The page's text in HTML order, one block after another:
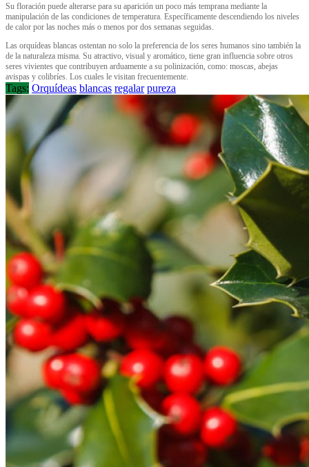
Su floración puede alterarse para su aparición un poco más temprana mediante la
manipulación de las condiciones de temperatura. Específicamente descendiendo los niveles
de calor por las noches más o menos por dos semanas seguidas.
Las orquídeas blancas ostentan no solo la preferencia de los seres humanos sino también la
de la naturaleza misma. Su atractivo, visual y aromático, tiene gran influencia sobre otros
seres vivientes que contribuyen arduamente a su polinización, como: moscas, abejas
avispas y colibríes. Los cuales le visitan frecuentemente.
Tags: Orquídeas blancas regalar pureza